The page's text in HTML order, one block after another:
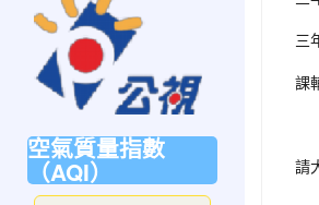
三
課
請
https://
空氣質量指數
（AQI）